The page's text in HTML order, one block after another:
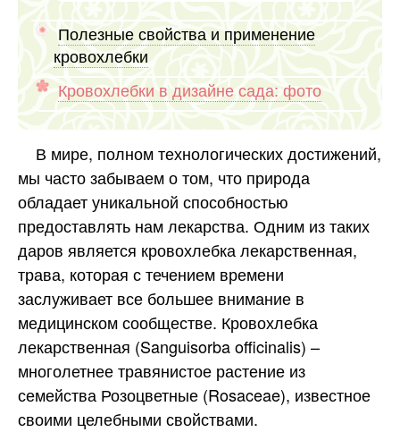
Полезные свойства и применение
кровохлебки
Кровохлебки в дизайне сада: фото
В мире, полном технологических достижений,
мы часто забываем о том, что природа
обладает уникальной способностью
предоставлять нам лекарства. Одним из таких
даров является кровохлебка лекарственная,
трава, которая с течением времени
заслуживает все большее внимание в
медицинском сообществе. Кровохлебка
лекарственная (Sanguisorba officinalis) –
многолетнее травянистое растение из
семейства Розоцветные (Rosaceae), известное
своими целебными свойствами.